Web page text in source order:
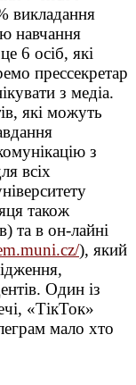
викладання
навчання
6 осіб, які
прессекретар
з медіа.
які можуть
з
всіх
також
та в он-лайні
), який
Один із
«ТікТок»
мало хто